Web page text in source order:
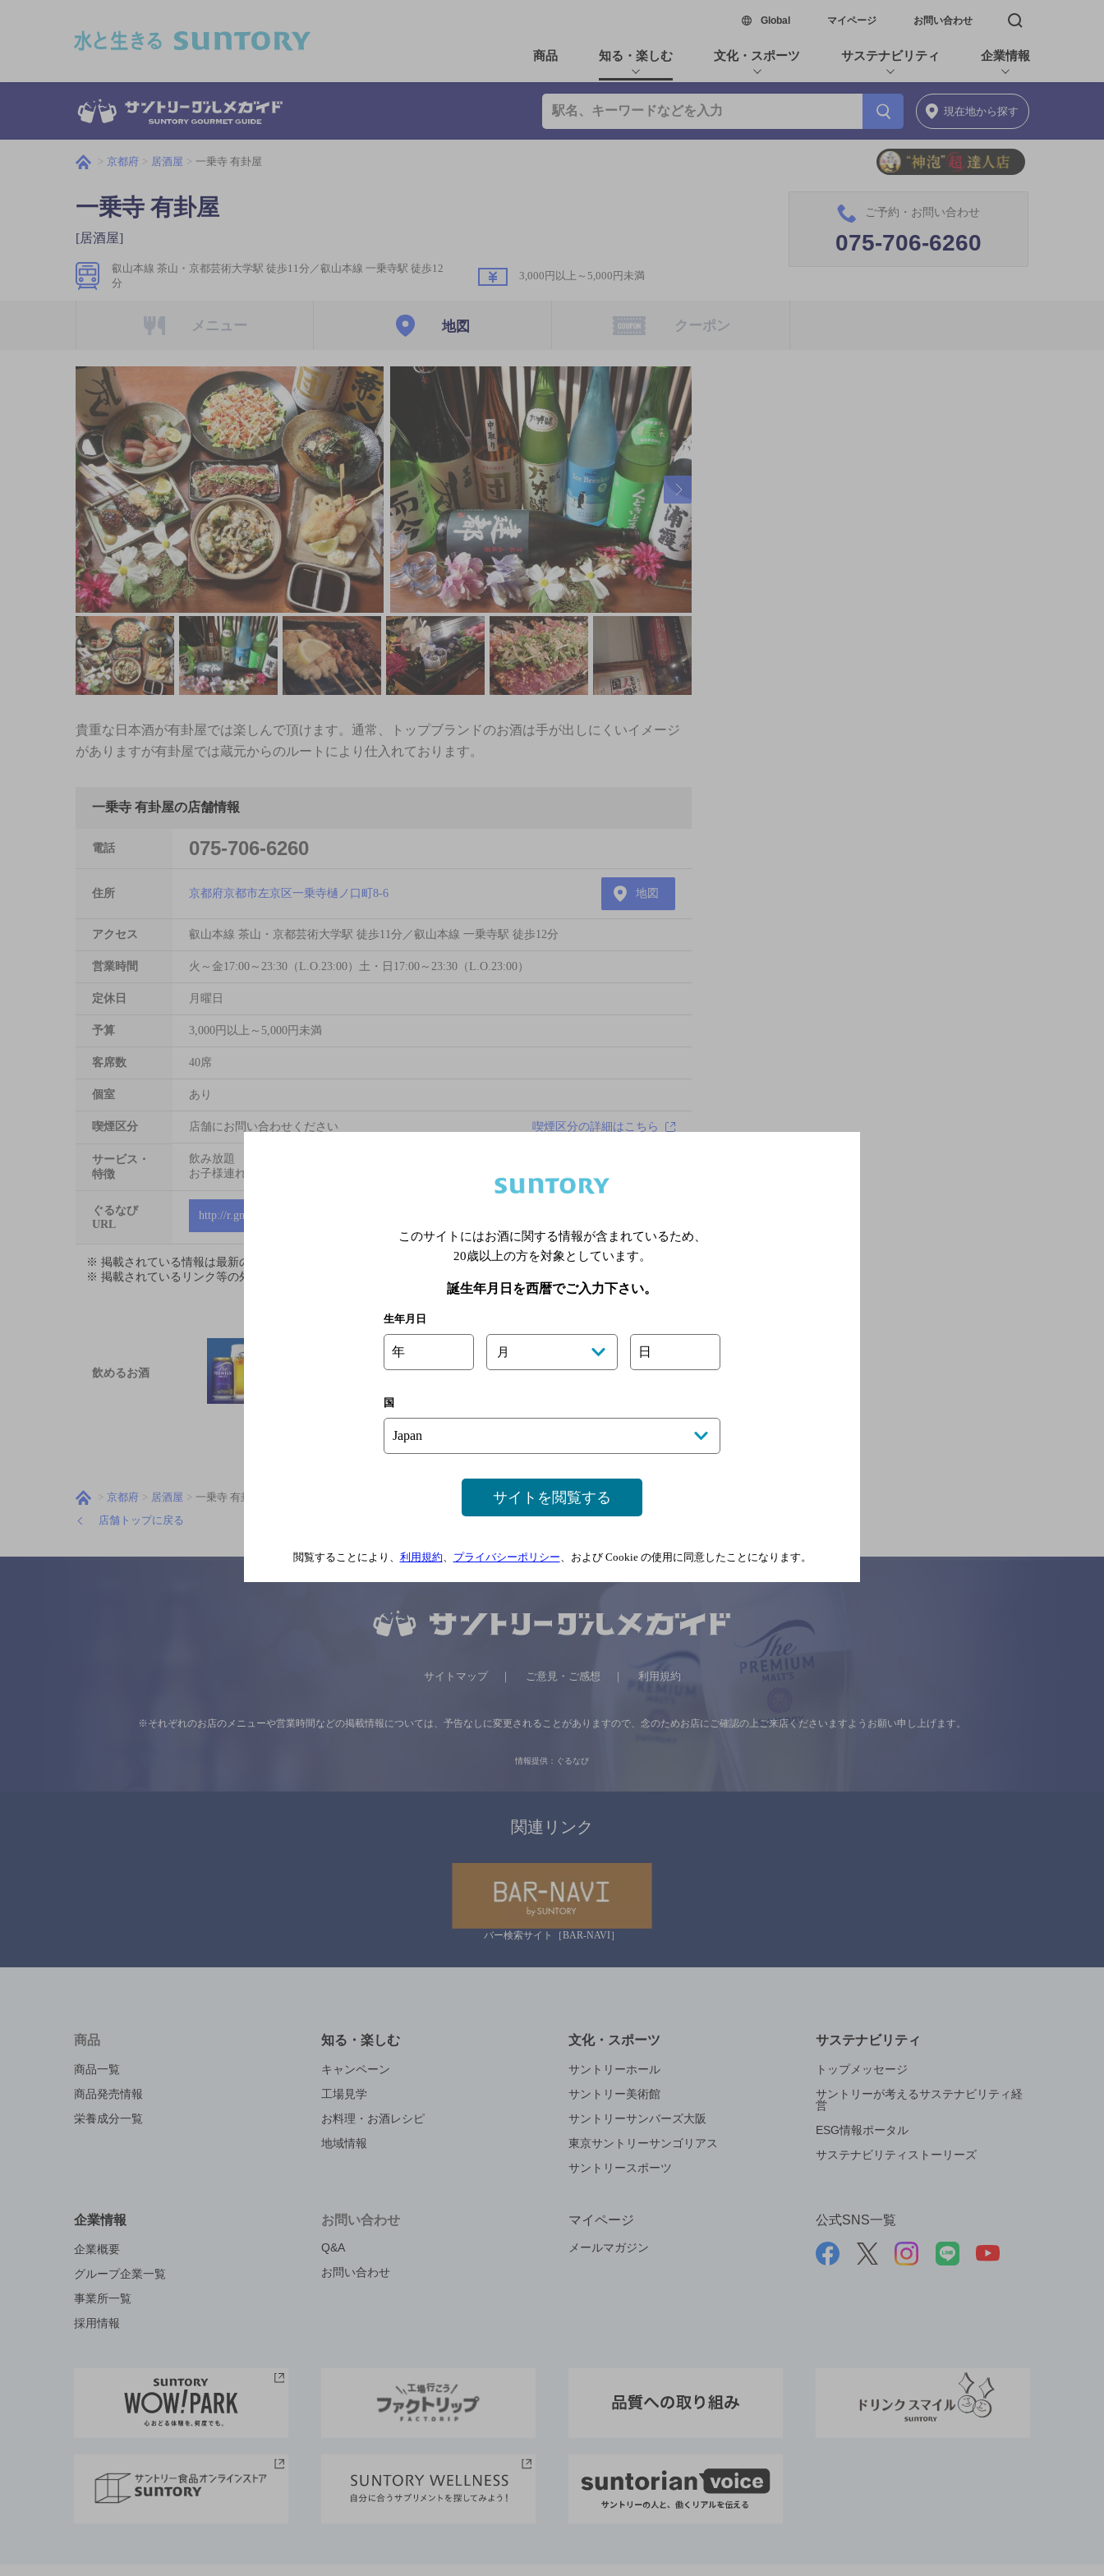
Global新しいウィンドウで開く
マイページ お問い合わせ 検索窓を開く
商品 知る・楽しむ 文化・スポーツ サステナビリティ 企業情報
現在地から探す
京都府 居酒屋 一乗寺 有卦屋
一乗寺 有卦屋
[居酒屋]
叡山本線 茶山・京都芸術大学駅 徒歩11分／叡山本線 一乗寺駅 徒歩12
分
3,000円以上～5,000円未満
ご予約・お問い合わせ
075-706-6260
メニュー 地図 クーポン
貴重な日本酒が有卦屋では楽しんで頂けます。通常、トップブランドのお酒は手が出しにくいイメージ
がありますが有卦屋では蔵元からのルートにより仕入れております。
一乗寺 有卦屋の店舗情報
電話 075-706-6260
住所 京都府京都市左京区一乗寺樋ノ口町8-6 地図
アクセス 叡山本線 茶山・京都芸術大学駅 徒歩11分／叡山本線 一乗寺駅 徒歩12分
営業時間 火～金17:00～23:30（L.O.23:00）土・日17:00～23:30（L.O.23:00）
定休日 月曜日
予算 3,000円以上～5,000円未満
客席数 40席
個室 あり
喫煙区分 店舗にお問い合わせください 喫煙区分の詳細はこちら
サービス・
特徴
飲み放題
お子様連れ大歓迎
ぐるなび
URL
http://r.gnavi.co.jp/kdju900
※ 掲載されている情報は最新の内容と異なる場合があります。詳しくはお店にお問い合わせください。
※ 掲載されているリンク等の外部コンテンツはお客様のご判断でご利用ください。
飲めるお酒
京都府 居酒屋
一乗寺 有卦屋
店舗トップに戻る
サイトマップ ご意見・ご感想 利用規約
※それぞれのお店のメニューや営業時間などの掲載情報については、 予告なしに変更されることがありますので、 念のためお店にご確認の上ご来店くださいますようお願い申し上げます。
情報提供：ぐるなび
関連リンク
バー検索サイト［BAR-NAVI］
商品
商品一覧
商品発売情報
栄養成分一覧
知る・楽しむ
キャンペーン
工場見学
お料理・お酒レシピ
地域情報
文化・スポーツ
サントリーホール
サントリー美術館
サントリーサンバーズ大阪
東京サントリーサンゴリアス
サントリースポーツ
サステナビリティ
トップメッセージ
サントリーが考えるサステナビリティ経
営
ESG情報ポータル
サステナビリティストーリーズ
企業情報
企業概要
グループ企業一覧
事業所一覧
採用情報
お問い合わせ
Q&A
お問い合わせ
マイページ
メールマガジン
公式SNS一覧
このサイトにはお酒に関する情報が含まれているため、
20歳以上の方を対象としています。
誕生年月日を西暦でご入力下さい。
生年月日
年 月 日
国
サイトを閲覧する
閲覧することにより、 利用規約 プライバシーポリシー 、および Cookie の使用に同意したことになります。